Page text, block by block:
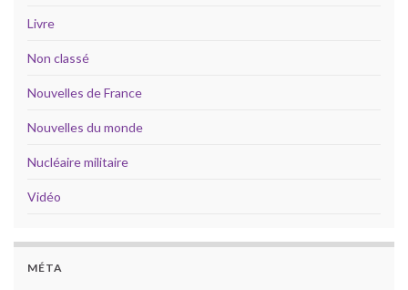
Livre
Non classé
Nouvelles de France
Nouvelles du monde
Nucléaire militaire
Vidéo
MÉTA